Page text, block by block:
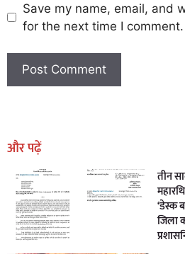
Save my name, email, and
for the next time I comment.
और पढ़ें
तीन
‘डेस्क
जिला